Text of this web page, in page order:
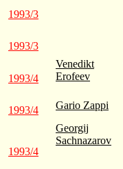
1993/3
1993/3
1993/4
Venedikt
Erofeev
1993/4 Gario Zappi
1993/4
Georgij
Sachnazarov